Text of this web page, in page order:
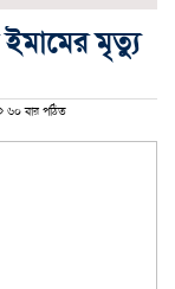
ইমামের মৃত্যু
৬০ বার পঠিত